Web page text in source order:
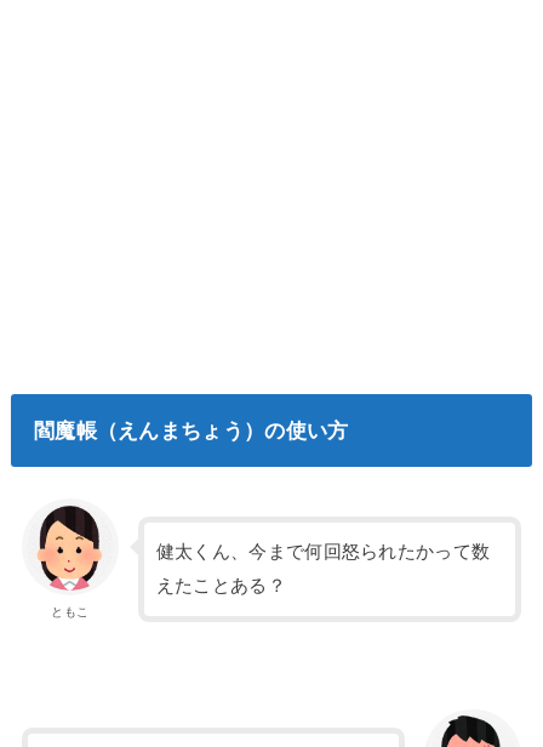
閻魔帳（えんまちょう）の使い方
ともこ
健太くん、今まで何回怒られたかって数
えたことある？